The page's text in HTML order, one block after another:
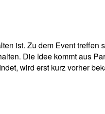
ist. Zu dem Event treffen
Die Idee kommt aus
wird erst kurz vorher